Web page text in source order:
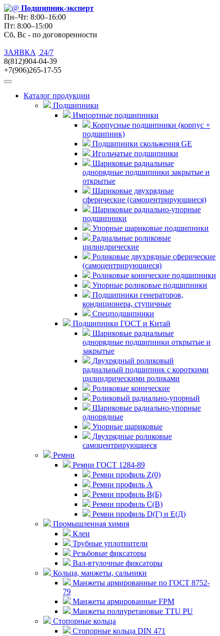
Подшипник-эксперт
Пн–Чт: 8:00–16:00
Пт: 8:00–15:00
Сб, Вс - по договоренности
ЗАЯВКА
24/7
8(812)904-04-39
+7(906)265-17-55
Каталог продукции
Подшипники
Импортные подшипники
Корпусные подшипники (корпус +
подшипник)
Подшипники скольжения GE
Игольчатые подшипники
Шариковые радиальные
однорядные подшипники закрытые и
открытые
Шариковые двухрядные
сферические (самоцентрирующиеся)
Шариковые радиально-упорные
подшипники
Упорные шариковые подшипники
Радиальные роликовые
цилиндрические
Роликовые двухрядные сферические
(самоцентрирующиеся)
Роликовые конические подшипники
Упорные роликовые подшипники
Подшипники генераторов,
кондиционера, ступичные
Спецподшипники
Подшипники ГОСТ и Китай
Шариковые радиальные
однорядные подшипники открытые и
закрытые
Двухрядный роликовый
радиальный подшипник с короткими
цилиндрическими роликами
Роликовые конические
Роликовый радиально-упорный
Шариковые радиально-упорные
однорядные
Упорные шариковые
Двухрядные роликовые
самоцентрирующиеся
Ремни
Ремни ГОСТ 1284-89
Ремни профиль Z(0)
Ремни профиль А
Ремни профиль В(Б)
Ремни профиль С(В)
Ремни профиль D(Г) и E(Д)
Промышленная химия
Клеи
Трубные уплотнители
Резьбовые фиксаторы
Вал-втулочные фиксаторы
Кольца, манжеты, сальники
Манжеты армированные по ГОСТ 8752-
79
Манжеты армированные FPM
Манжеты полиуретановые TTU PU
Стопорные кольца
Стопорные кольца DIN 471